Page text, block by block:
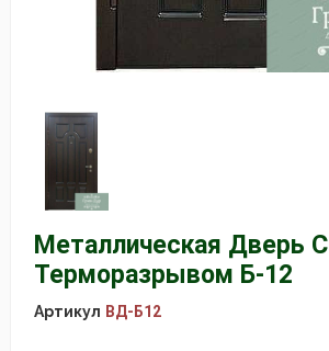
Металлическая Дверь С
Терморазрывом Б-12
Артикул ВД-Б12